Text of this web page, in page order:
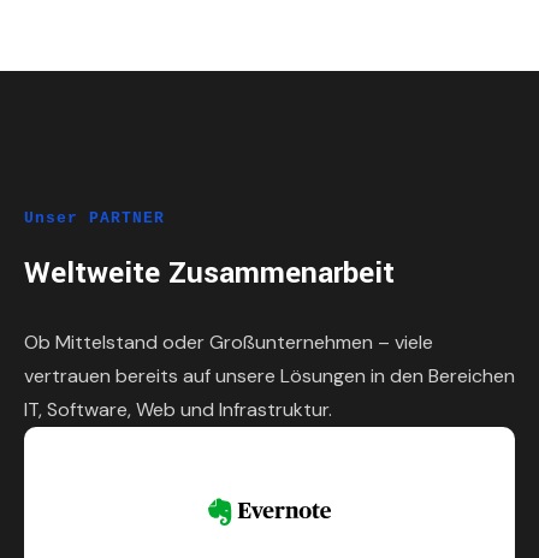
Unser PARTNER
Weltweite Zusammenarbeit
Ob Mittelstand oder Großunternehmen – viele
vertrauen bereits auf unsere Lösungen in den Bereichen
IT, Software, Web und Infrastruktur.